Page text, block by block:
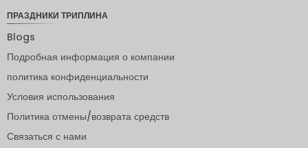
ЙЕНА
евро
ая
ПРАЗДНИКИ ТРИПЛИНА
Blogs
Подробная информация о компании
политика конфиденциальности
Условия использования
Политика отмены/возврата средств
Связаться с нами